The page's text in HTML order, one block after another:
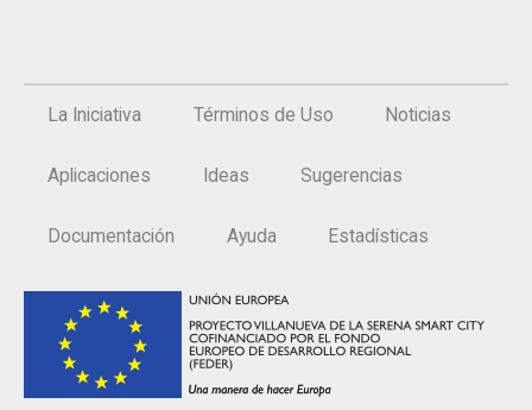
La Iniciativa Términos de Uso Noticias
Aplicaciones Ideas Sugerencias
Documentación Ayuda Estadísticas